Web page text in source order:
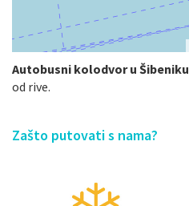
Autobusni kolodvor u Šibeniku
od rive.
Zašto putovati s nama?